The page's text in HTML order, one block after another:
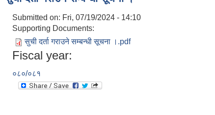
Submitted on: Fri, 07/19/2024 - 14:10
Supporting Documents:
सुची दर्ता गराउने सम्बन्धी सूचना ।.pdf
Fiscal year:
०८०/०८१